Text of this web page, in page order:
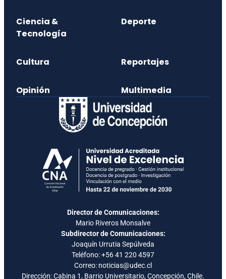
Ciencia &
Tecnología
Deporte
Cultura Reportajes
Opinión Multimedia
Director de Comunicaciones:
Mario Riveros Monsalve
Subdirector de Comunicaciones:
Joaquín Urrutia Sepúlveda
Teléfono:+56 41 220 4597
Correo: noticias@udec.cl
Dirección: Cabina 1, Barrio Universitario, Concepción, Chile.